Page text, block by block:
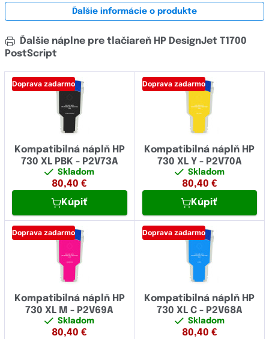
Ďalšie informácie o produkte
Ďalšie náplne pre tlačiareň HP DesignJet T1700
PostScript
Doprava zadarmo
Kompatibilná náplň HP
730 XL PBK - P2V73A
Skladom
80,40 €
Kúpiť
Doprava zadarmo
Kompatibilná náplň HP
730 XL Y - P2V70A
Skladom
80,40 €
Kúpiť
Doprava zadarmo
Kompatibilná náplň HP
730 XL M - P2V69A
Skladom
80,40 €
Doprava zadarmo
Kompatibilná náplň HP
730 XL C - P2V68A
Skladom
80,40 €